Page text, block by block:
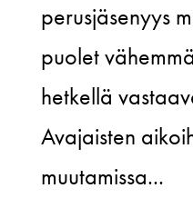
perusjäsenyys
puolet
hetkellä
Avajaisten
muutamissa...